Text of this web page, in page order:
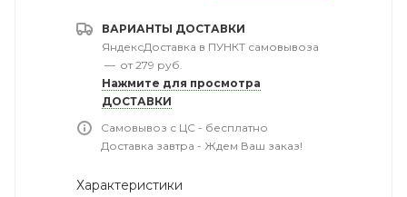
ВАРИАНТЫ ДОСТАВКИ
ЯндексДоставка в ПУНКТ самовывоза
— от 279 руб.
Нажмите для просмотра
ДОСТАВКИ
Самовывоз с ЦС - бесплатно
Доставка завтра - Ждем Ваш заказ!
Характеристики